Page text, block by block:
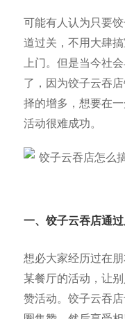
可能有人认为只要
道过关，不用大肆
上门。但是当今社
了，因为饺子云吞
择的增多，想要在
活动很难成功。
一、饺子云吞店通
想必大家经历过在
某餐厅的活动，让
赞活动。饺子云吞